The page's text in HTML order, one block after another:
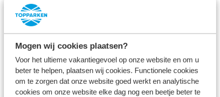
Mogen wij cookies plaatsen?
Voor het ultieme vakantiegevoel op onze website en om u
beter te helpen, plaatsen wij cookies. Functionele cookies
om te zorgen dat onze website goed werkt en analytische
cookies om onze website elke dag nog een beetje beter te